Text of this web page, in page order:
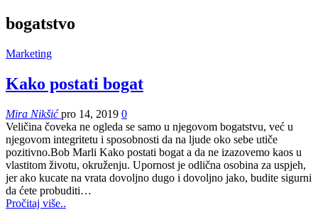
bogatstvo
Marketing
Kako postati bogat
Mira Nikšićpro 14, 2019 0
Veličina čoveka ne ogleda se samo u njegovom bogatstvu, već u
njegovom integritetu i sposobnosti da na ljude oko sebe utiče
pozitivno.Bob Marli Kako postati bogat a da ne izazovemo kaos u
vlastitom životu, okruženju. Upornost je odlična osobina za uspjeh,
jer ako kucate na vrata dovoljno dugo i dovoljno jako, budite sigurni
da ćete probuditi…
Pročitaj više..